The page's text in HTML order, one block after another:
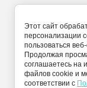
Этот сайт
персонализации
пользоваться
Продолжая
соглашаетесь на
файлов cookie и
соответствии с